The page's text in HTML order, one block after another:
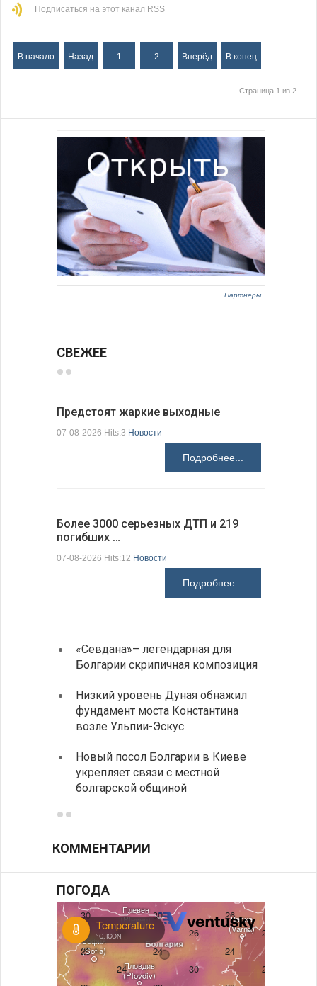
Подписаться на этот канал RSS
В начало Назад 1 2 Вперёд В конец
Страница 1 из 2
Партнёры
СВЕЖЕЕ
Предстоят жаркие выходные
07-08-2026 Hits:3 Новости
Подробнее...
Более 3000 серьезных ДТП и 219
погибших …
07-08-2026 Hits:12 Новости
Подробнее...
«Севдана»– легендарная для
Болгарии скрипичная композиция
Низкий уровень Дуная обнажил
фундамент моста Константина
возле Ульпии-Эскус
Новый посол Болгарии в Киеве
укрепляет связи с местной
болгарской общиной
КОММЕНТАРИИ
ПОГОДА